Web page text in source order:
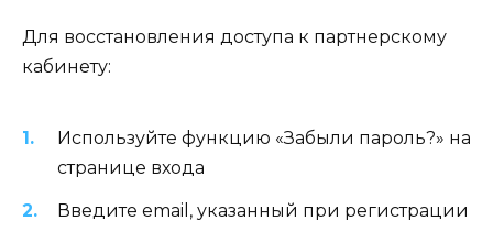
Для восстановления доступа к партнерскому
кабинету:
Используйте функцию «Забыли пароль?» на
странице входа
Введите email, указанный при регистрации